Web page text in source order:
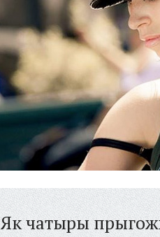
Як чатыры